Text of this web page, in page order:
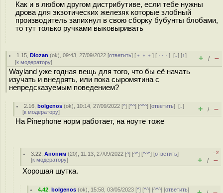
Как и в любом другом дистрибутиве, если тебе нужны
дрова для экзотических железяк которые злобный
производитель запихнул в свою сборку бубунты блобами,
то тут только ручками выковыривать
1.15 ,Diozan (ok), 09:43, 27/09/2022 [ответить] [ ﹢﹢﹢] [ · · ·][↓] [↑]
[к модератору] + / –
Wayland уже годная вещь для того, что бы её начать
изучать и внедрять, или пока сыромятина с
непредсказуемым поведением?
2.16 ,bolgenos (ok), 10:14, 27/09/2022 [^] [^^] [^^^] [ответить][↓]
[к модератору] + / –
На Pinephone норм работает, на ноуте тоже
3.22 ,Аноним (20), 11:13, 27/09/2022 [^] [^^] [^^^] [ответить]
[к модератору]
–2
+ / –
Хорошая шутка.
4.42 ,bolgenos (ok), 15:58, 03/05/2023 [^] [^^] [^^^] [ответить]